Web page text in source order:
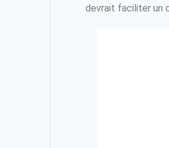
devrait faciliter un